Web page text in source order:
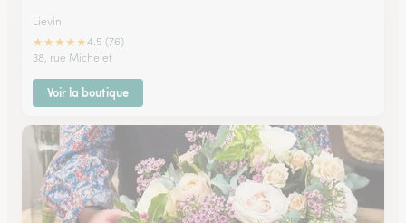
Lievin
★★★★★4.5 (76)
38, rue Michelet
Voir la boutique